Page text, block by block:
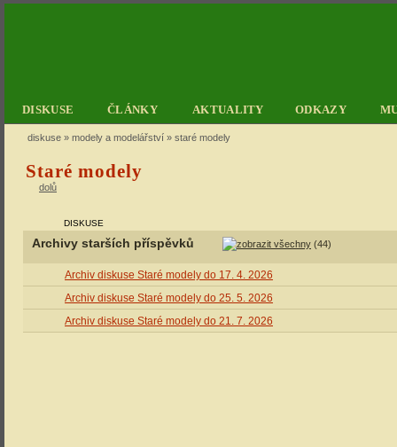
DISKUSE ČLÁNKY AKTUALITY ODKAZY
diskuse » modely a modelářství » staré modely
Staré modely
dolů
DISKUSE
Archivy starších příspěvků (44)
Archiv diskuse Staré modely do 17. 4. 2026
Archiv diskuse Staré modely do 25. 5. 2026
Archiv diskuse Staré modely do 21. 7. 2026